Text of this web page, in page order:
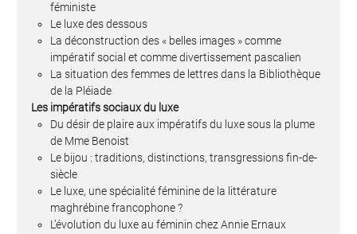
féministe
Le luxe des dessous
La déconstruction des « belles images » comme
impératif social et comme divertissement pascalien
La situation des femmes de lettres dans la Bibliothèque
de la Pléiade
Les impératifs sociaux du luxe
Du désir de plaire aux impératifs du luxe sous la plume
de Mme Benoist
Le bijou : traditions, distinctions, transgressions fin-de-
siècle
Le luxe, une spécialité féminine de la littérature
maghrébine francophone ?
L’évolution du luxe au féminin chez Annie Ernaux